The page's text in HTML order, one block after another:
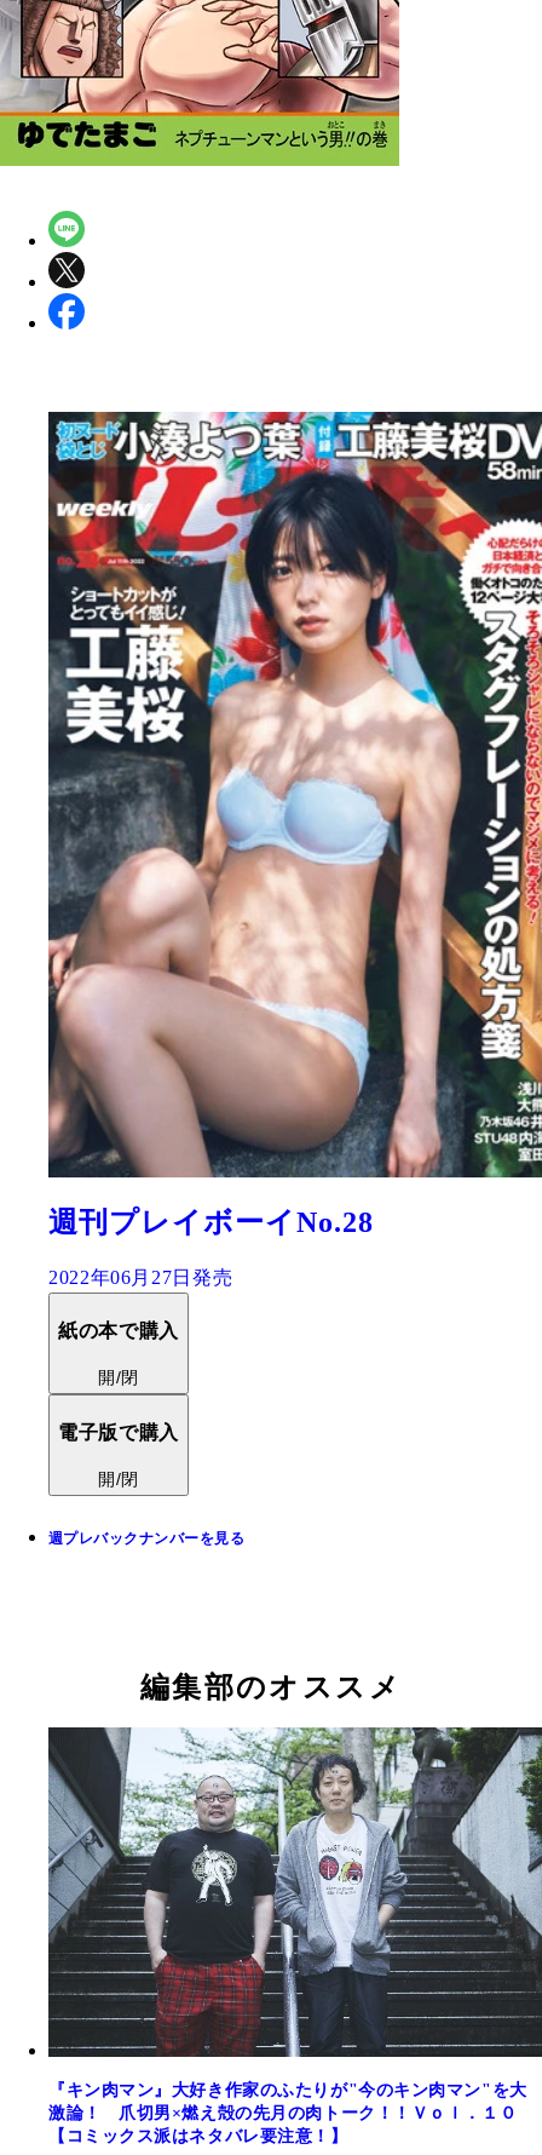
週刊プレイボーイNo.28
2022年06月27日発売
紙の本で購入
開/閉
電子版で購入
開/閉
週プレバックナンバーを見る
編集部のオススメ
『キン肉マン』大好き作家のふたりが"今のキン肉マン"を大
激論！ 爪切男×燃え殻の先月の肉トーク！！Ｖｏｌ．１０
【コミックス派はネタバレ要注意！】